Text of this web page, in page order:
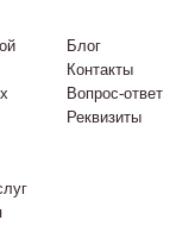
Блог
Контакты
Вопрос-ответ
Реквизиты